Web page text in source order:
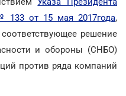
от 15 мая 2017года,
решение
и обороны (СНБО)
против ряда компаний